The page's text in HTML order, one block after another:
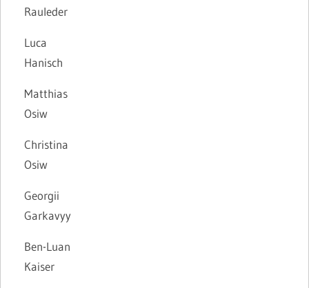
Rauleder
Luca
Hanisch
Matthias
Osiw
Christina
Osiw
Georgii
Garkavyy
Ben-Luan
Kaiser